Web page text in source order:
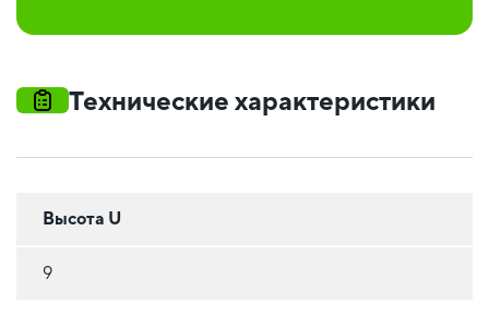
Технические характеристики
Высота U
9